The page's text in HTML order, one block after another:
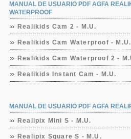
MANUAL DE USUARIO PDF AGFA
WATERPROOF
Realikids Cam 2 - M.U.
Realikids Cam Waterproof - M.U.
Realikids Cam Waterproof 2 -
Realikids Instant Cam - M.U.
MANUAL DE USUARIO PDF AGFA
Realipix Mini S - M.U.
Realipix Square S - M.U.